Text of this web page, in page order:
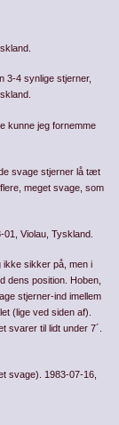
3-4 synlige stjerner,
kunne jeg fornemme
svage stjerner lå tæt
meget svage, som
Violau, Tyskland.
ikke sikker på, men i
dens position. Hoben,
stjerner-ind imellem
(lige ved siden af).
svarer til lidt under 7´.
svage). 1983-07-16,